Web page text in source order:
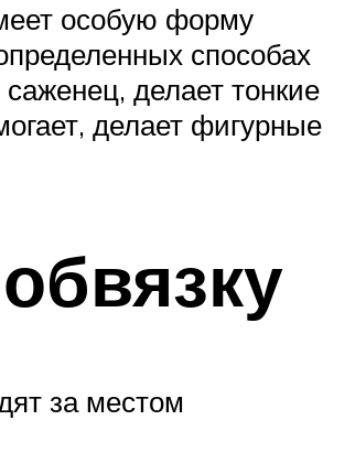
особую форму
способах
делает тонкие
делает фигурные
за местом